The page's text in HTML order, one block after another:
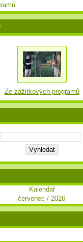
Ze zážitkových programů
Kalendář
červenec / 2026